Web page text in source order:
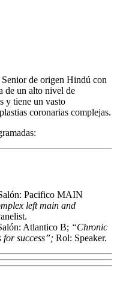
de origen Hindú con
de un alto nivel de
y tiene un vasto
coronarias complejas.
Pacifico MAIN
left main and
Atlantico B; “Chronic
for success”; Rol: Speaker.